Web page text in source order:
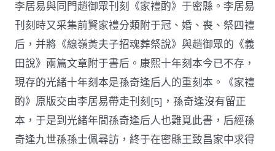
李居易與同門趙御眾刊刻《家禮酌》于密縣。李居易
刊刻時又采集前賢家禮分類附于冠、婚、喪、祭四禮
后，并將《線嶺黃夫子招魂葬祭說》與趙御眾的《義
田說》兩篇文章附于書后。康熙十年刻本今已不存，
現存的光緒十年刻本是孫奇逢后人的重刻本。《家禮
酌》原版交由李居易帶走刊刻[5]，孫奇逢沒有留正
本，于是到光緒年間孫奇逢后人也難覓此書，后經孫
奇逢九世孫孫士佩尋訪，終于在密縣王致昌家中求得